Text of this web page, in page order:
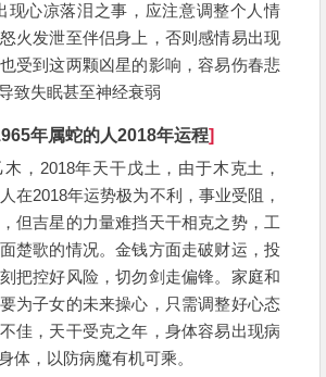
现心凉落泪之事，应注意调整个人情
火发泄至伴侣身上，否则感情易出现
受到这两颗凶星的影响，容易伤春悲
致失眠甚至神经衰弱
年属蛇的人2018年运程]
，2018年天干戊土，由于木克土，
在2018年运势极为不利，事业受阻，
但吉星的力量难挡天干相克之势，工
楚歌的情况。金钱方面走破财运，投
把控好风险，切勿剑走偏锋。家庭和
为子女的未来操心，只需调整好心态
佳，天干受克之年，身体容易出现病
体，以防病魔有机可乘。